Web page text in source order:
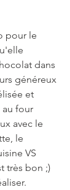
pour le
dans
généreux
et
au four
avec le
le
VS
très bon ;)